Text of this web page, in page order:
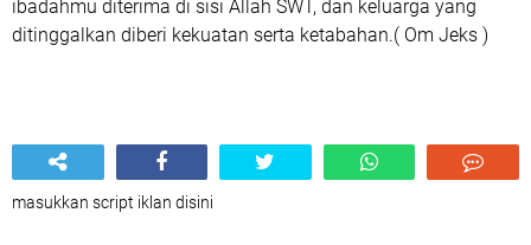
ibadahmu diterima di sisi Allah SWT, dan keluarga yang
ditinggalkan diberi kekuatan serta ketabahan.( Om Jeks )
masukkan script iklan disini